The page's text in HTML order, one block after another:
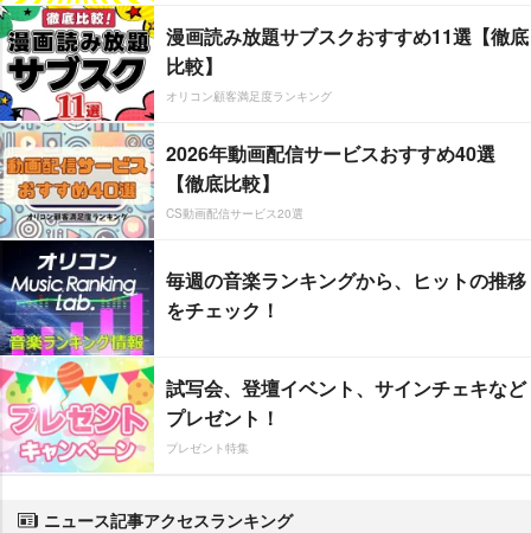
漫画読み放題サブスクおすすめ11選【徹底
比較】
オリコン顧客満足度ランキング
2026年動画配信サービスおすすめ40選
【徹底比較】
CS動画配信サービス20選
毎週の音楽ランキングから、ヒットの推移
をチェック！
試写会、登壇イベント、サインチェキなど
プレゼント！
プレゼント特集
ニュース記事アクセスランキング